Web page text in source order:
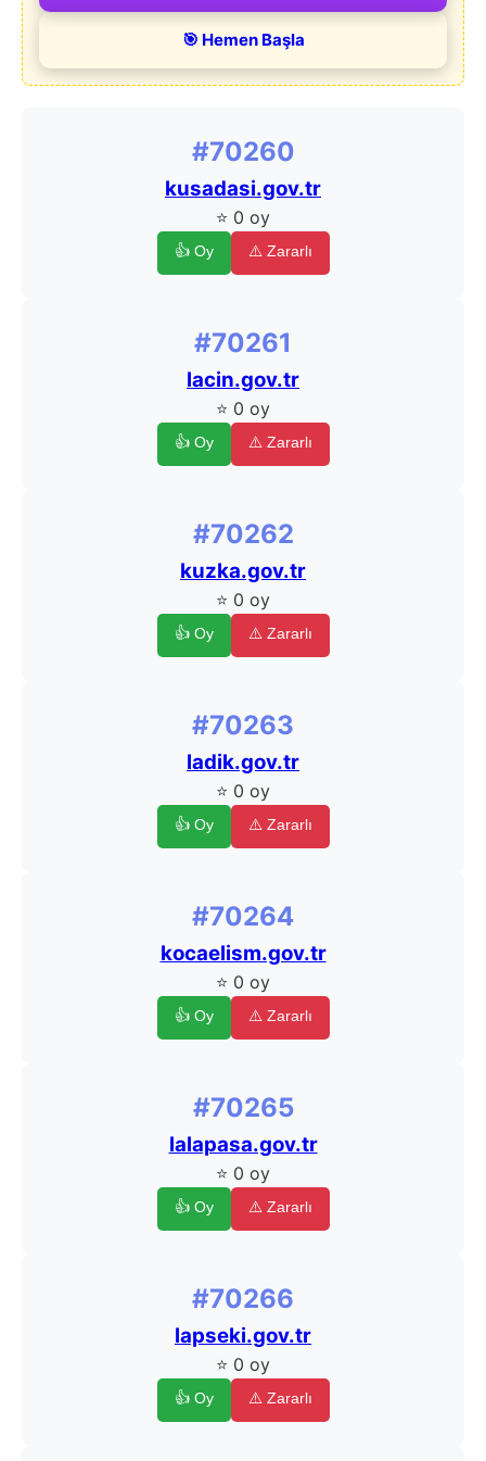
🎯 Hemen Başla
#70260
kusadasi.gov.tr
⭐ 0 oy
👍 Oy ⚠️ Zararlı
#70261
lacin.gov.tr
⭐ 0 oy
👍 Oy ⚠️ Zararlı
#70262
kuzka.gov.tr
⭐ 0 oy
👍 Oy ⚠️ Zararlı
#70263
ladik.gov.tr
⭐ 0 oy
👍 Oy ⚠️ Zararlı
#70264
kocaelism.gov.tr
⭐ 0 oy
👍 Oy ⚠️ Zararlı
#70265
lalapasa.gov.tr
⭐ 0 oy
👍 Oy ⚠️ Zararlı
#70266
lapseki.gov.tr
⭐ 0 oy
👍 Oy ⚠️ Zararlı